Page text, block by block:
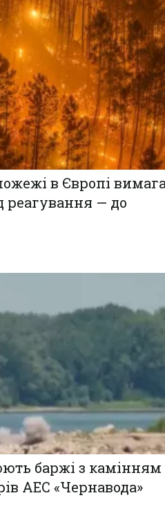
в Європі
реагування — до
баржі з
АЕС «Чернавода»